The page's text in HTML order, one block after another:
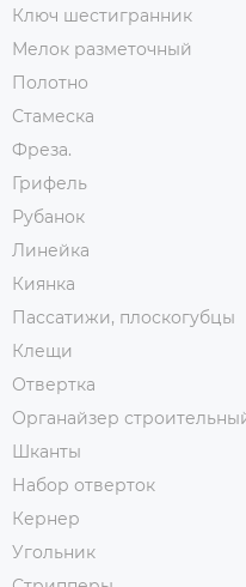
Ключ шестигранник
Мелок разметочный
Полотно
Стамеска
Фреза.
Грифель
Рубанок
Линейка
Киянка
Пассатижи, плоскогубцы
Клещи
Отвертка
Органайзер
Шканты
Набор отверток
Кернер
Угольник